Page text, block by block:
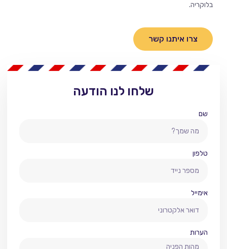
בלוקריה.
צרו איתנו קשר
שלחו לנו הודעה
שם
טלפון
אימייל
הערות